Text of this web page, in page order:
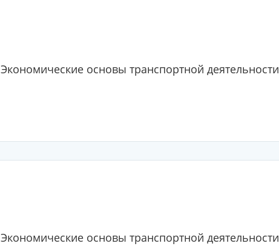
Экономические основы транспортной деятельности
Экономические основы транспортной деятельности